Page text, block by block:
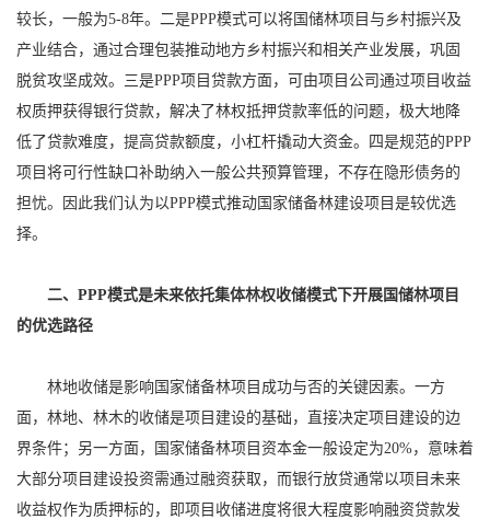
较长，一般为5-8年。二是PPP模式可以将国储林项目与乡村振兴及
产业结合，通过合理包装推动地方乡村振兴和相关产业发展，巩固
脱贫攻坚成效。三是PPP项目贷款方面，可由项目公司通过项目收益
权质押获得银行贷款，解决了林权抵押贷款率低的问题，极大地降
低了贷款难度，提高贷款额度，小杠杆撬动大资金。四是规范的PPP
项目将可行性缺口补助纳入一般公共预算管理，不存在隐形债务的
担忧。因此我们认为以PPP模式推动国家储备林建设项目是较优选
择。
二、PPP模式是未来依托集体林权收储模式下开展国储林项目
的优选路径
林地收储是影响国家储备林项目成功与否的关键因素。一方
面，林地、林木的收储是项目建设的基础，直接决定项目建设的边
界条件；另一方面，国家储备林项目资本金一般设定为20%，意味着
大部分项目建设投资需通过融资获取，而银行放贷通常以项目未来
收益权作为质押标的，即项目收储进度将很大程度影响融资贷款发